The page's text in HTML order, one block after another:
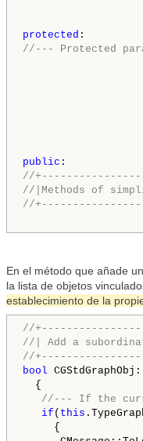
protected
//--- Protected
public
//
//|Methods of
//
En el método que añade
la lista de objetos
establecimiento de la
//
//| Add a
//
bool
{
//--- If the
if ( this
{